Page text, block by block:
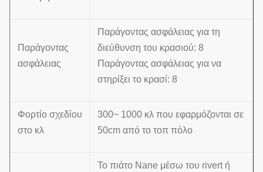
Παράγοντας
ασφάλειας
Παράγοντας ασφάλειας για τη
διεύθυνση του κρασιού: 8
Παράγοντας ασφάλειας για να
στηρίξει το κρασί: 8
Φορτίο σχεδίου
στο κλ
300~ 1000 κλ που εφαρμόζονται σε
50cm από το τοπ πόλο
Το πιάτο Nane μέσω του rivert ή